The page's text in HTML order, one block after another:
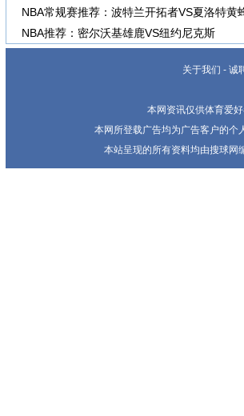
NBA常规赛推荐：波特兰开拓者VS夏洛特黄
NBA推荐：密尔沃基雄鹿VS纽约尼克斯
关于我们 - 诚
本网资讯仅供体育爱
本网所登载广告均为广告客户的个
本站呈现的所有资料均由搜球网